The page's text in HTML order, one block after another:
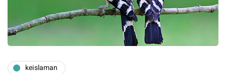
keislaman